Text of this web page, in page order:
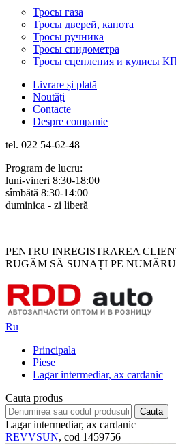
Тросы газа
Тросы дверей, капота
Тросы ручника
Тросы спидометра
Тросы сцепления и кулисы
Livrare și plată
Noutăți
Contacte
Despre companie
tel. 022 54-62-48
Program de lucru:
luni-vineri 8:30-18:00
sîmbătă 8:30-14:00
duminica - zi liberă
PENTRU INREGISTRAREA
RUGĂM SĂ SUNAȚI PE
Ru
Principala
Piese
Lagar intermediar, ax cardanic
Cauta produs
Lagar intermediar, ax cardanic
REVVSUN, cod 1459756